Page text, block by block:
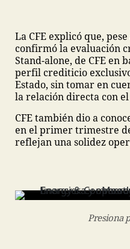
La CFE explicó que,
confirmó la evaluación
Stand-alone, de CFE en
perfil crediticio
Estado, sin tomar en
la relación directa con
CFE también dio a
en el primer trimestre
reflejan una solidez
Presiona